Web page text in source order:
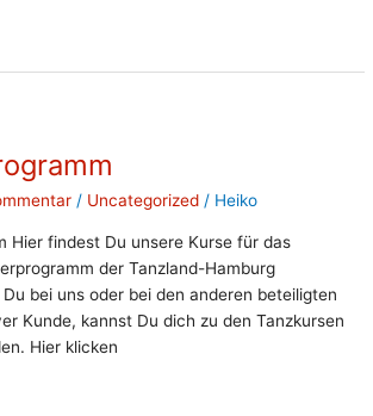
/ Uncategorized / Heiko
Hier findest Du unsere Kurse für das
der Tanzland-Hamburg
bei uns oder bei den anderen beteiligten
Kunde, kannst Du dich zu den Tanzkursen
Hier klicken